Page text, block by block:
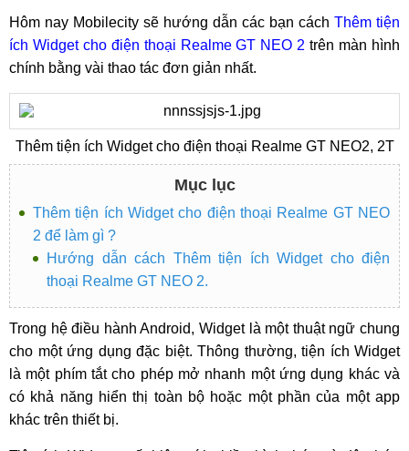
Hôm nay Mobilecity sẽ hướng dẫn các bạn cách Thêm tiện
ích Widget cho điện thoại Realme GT NEO 2 trên màn hình
chính bằng vài thao tác đơn giản nhất.
Thêm tiện ích Widget cho điện thoại Realme GT NEO2, 2T
Mục lục
Thêm tiện ích Widget cho điện thoại Realme GT NEO
2 để làm gì ?
Hướng dẫn cách Thêm tiện ích Widget cho điện
thoại Realme GT NEO 2.
Trong hệ điều hành Android, Widget là một thuật ngữ chung
cho một ứng dụng đặc biệt. Thông thường, tiện ích Widget
là một phím tắt cho phép mở nhanh một ứng dụng khác và
có khả năng hiển thị toàn bộ hoặc một phần của một app
khác trên thiết bị.